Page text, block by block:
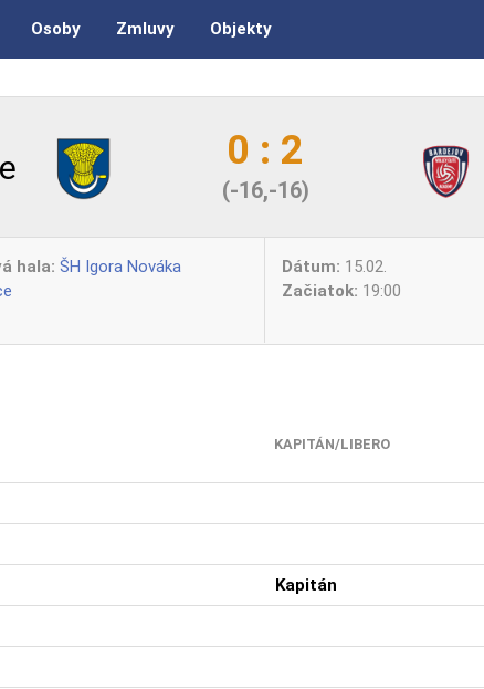
Osoby Zmluvy Objekty
0 : 2
(-16,-16)
hala: ŠH Igora Nováka
Dátum: 15.02.
Začiatok: 19:00
KAPITÁN/LIBERO
Kapitán